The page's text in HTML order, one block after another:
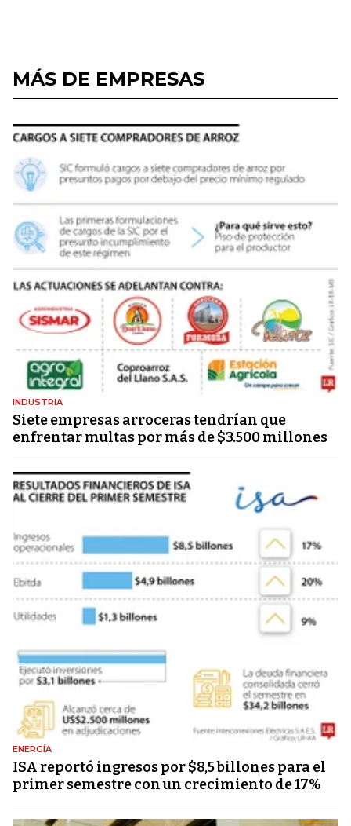
MÁS DE EMPRESAS
INDUSTRIA
Siete empresas arroceras tendrían que
enfrentar multas por más de $3.500 millones
ENERGÍA
ISA reportó ingresos por $8,5 billones para el
primer semestre con un crecimiento de 17%